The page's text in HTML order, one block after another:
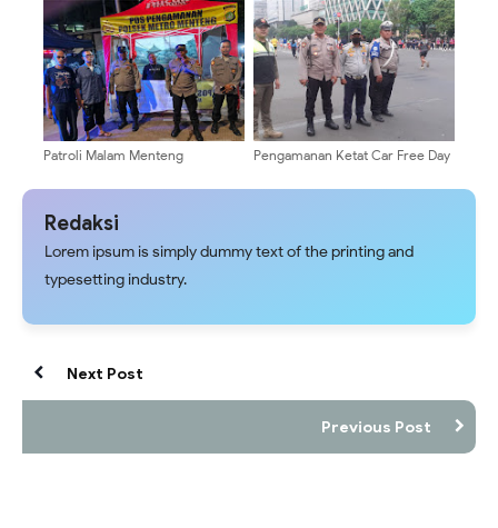
Annex Building Berjalan Aman
Dan Khidmat
Kebaktian Di GPIB Paulus
Menteng
Patroli Malam Menteng
Curanmor Di Kawasan Kwitang–
Pengamanan Ketat Car Free Day
Hasyim, Polisi Imbau Warga
Redaksi
Lorem ipsum is simply dummy text of the printing and
typesetting industry.
Next Post
Previous Post